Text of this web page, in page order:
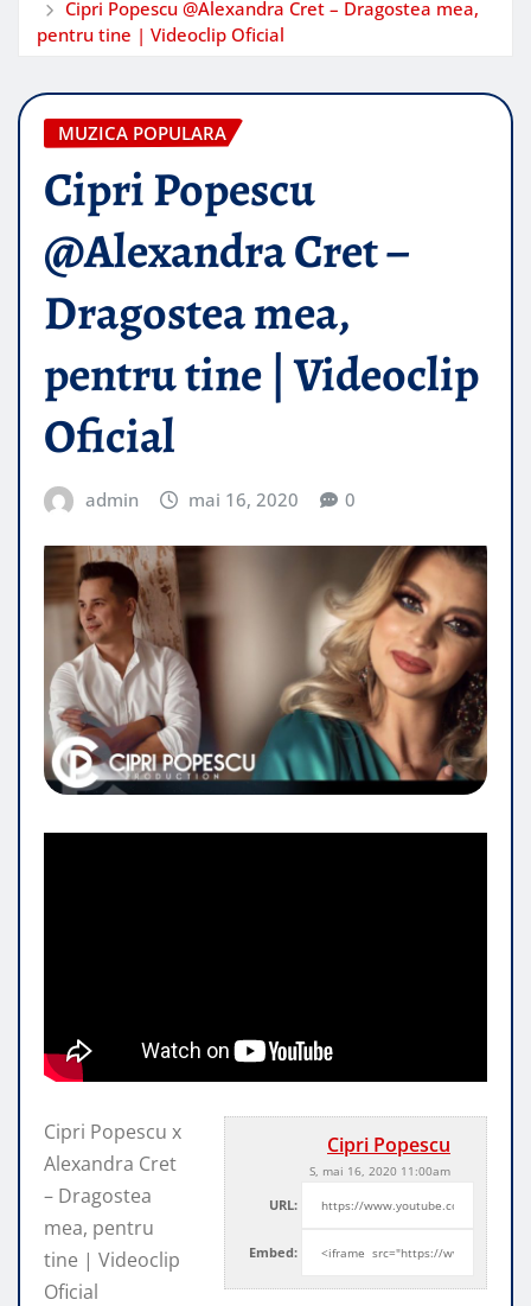
Cipri Popescu @Alexandra Cret – Dragostea mea,
pentru tine | Videoclip Oficial
MUZICA POPULARA
Cipri Popescu
@Alexandra Cret –
Dragostea mea,
pentru tine | Videoclip
Oficial
admin mai 16, 2020 0
Cipri Popescu
S, mai 16, 2020 11:00am
URL:
Embed:
Cipri Popescu x
Alexandra Cret
– Dragostea
mea, pentru
tine | Videoclip
Oficial